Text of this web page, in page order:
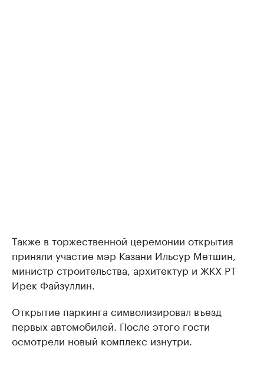
Также в торжественной церемонии открытия
приняли участие мэр Казани Ильсур Метшин,
министр строительства, архитектур и ЖКХ РТ
Ирек Файзуллин.
Открытие паркинга символизировал въезд
первых автомобилей. После этого гости
осмотрели новый комплекс изнутри.